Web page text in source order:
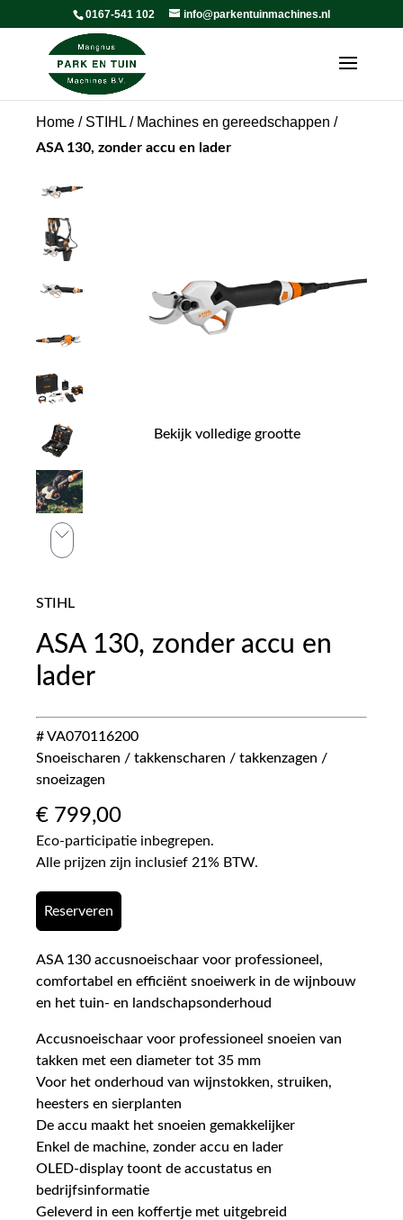
0167-541 102 info@parkentuinmachines.nl
Home / STIHL / Machines en gereedschappen /
ASA 130, zonder accu en lader
Bekijk volledige grootte
STIHL
ASA 130, zonder accu en
lader
# VA070116200
Snoeischaren / takkenscharen / takkenzagen /
snoeizagen
€ 799,00
Eco-participatie inbegrepen.
Alle prijzen zijn inclusief 21% BTW.
Reserveren
ASA 130 accusnoeischaar voor professioneel,
comfortabel en efficiënt snoeiwerk in de wijnbouw
en het tuin- en landschapsonderhoud
Accusnoeischaar voor professioneel snoeien van
takken met een diameter tot 35 mm
Voor het onderhoud van wijnstokken, struiken,
heesters en sierplanten
De accu maakt het snoeien gemakkelijker
Enkel de machine, zonder accu en lader
OLED-display toont de accustatus en
bedrijfsinformatie
Geleverd in een koffertje met uitgebreid